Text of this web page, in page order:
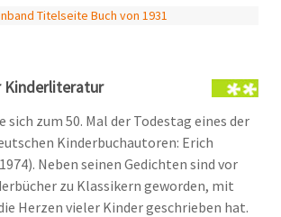
Titelseite Buch von 1931
Kinderliteratur
sich zum 50. Mal der Todestag eines der
Kinderbuchautoren: Erich
Neben seinen Gedichten sind vor
zu Klassikern geworden, mit
Herzen vieler Kinder geschrieben hat.